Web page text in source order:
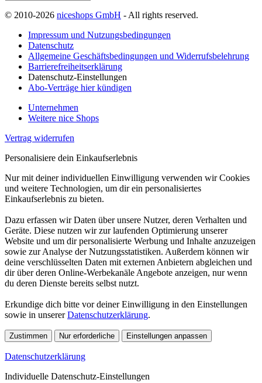
© 2010-2026 niceshops GmbH - All rights reserved.
Impressum und Nutzungsbedingungen
Datenschutz
Allgemeine Geschäftsbedingungen und Widerrufsbelehrung
Barrierefreiheitserklärung
Datenschutz-Einstellungen
Abo-Verträge hier kündigen
Unternehmen
Weitere nice Shops
Vertrag widerrufen
Personalisiere dein Einkaufserlebnis
Nur mit deiner individuellen Einwilligung verwenden wir Cookies
und weitere Technologien, um dir ein personalisiertes
Einkaufserlebnis zu bieten.
Dazu erfassen wir Daten über unsere Nutzer, deren Verhalten und
Geräte. Diese nutzen wir zur laufenden Optimierung unserer
Website und um dir personalisierte Werbung und Inhalte anzuzeigen
sowie zur Analyse der Nutzungsstatistiken. Außerdem können wir
deine verschlüsselten Daten mit externen Anbietern abgleichen und
dir über deren Online-Werbekanäle Angebote anzeigen, nur wenn
du deren Dienste bereits selbst nutzt.
Erkundige dich bitte vor deiner Einwilligung in den Einstellungen
sowie in unsererDatenschutzerklärung.
Zustimmen Nur erforderliche Einstellungen anpassen
Datenschutzerklärung
Individuelle Datenschutz-Einstellungen